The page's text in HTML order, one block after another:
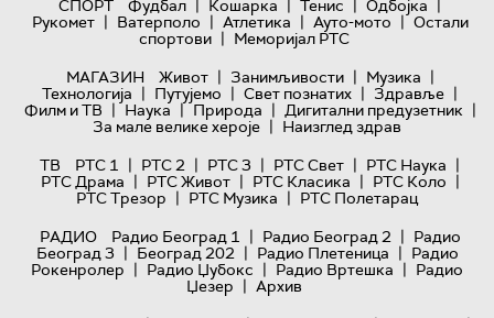
СПОРТ
Фудбал | Кошарка | Тенис | Одбојка |
Рукомет | Ватерполо | Атлетика | Ауто-мото | Остали
спортови | Меморијал РТС
МАГАЗИН
Живот | Занимљивости | Музика |
Технологијa | Путујемо | Свет познатих | Здравље |
Филм и ТВ | Наука | Природа | Дигитални предузетник |
За мале велике хероје | Наизглед здрав
ТВ
РТС 1 | РТС 2 | РТС 3 | РТС Свет | РТС Наука |
РТС Драма | РТС Живот | РТС Класика | РТС Коло |
РТС Трезор | РТС Музика | РТС Полетарац
РАДИО
Радио Београд 1 | Радио Београд 2 | Радио
Београд 3 | Београд 202 | Радио Плетеница | Радио
Рокенролер | Радио Џубокс | Радио Вртешка | Радио
Џезер | Архив